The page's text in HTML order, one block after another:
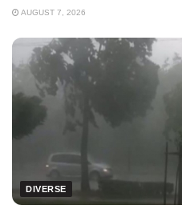
AUGUST 7, 2026
DIVERSE